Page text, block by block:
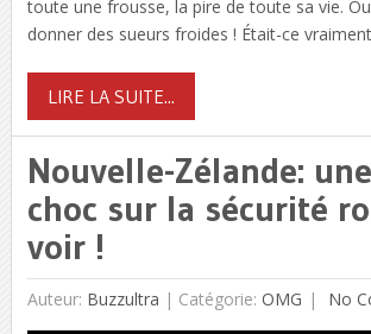
toute une frousse, la pire de toute sa vie.
donner des sueurs froides ! Était-ce
LIRE LA SUITE...
Nouvelle-Zélande:
choc sur la sécurité
voir !
Auteur: Buzzultra | Catégorie: OMG No